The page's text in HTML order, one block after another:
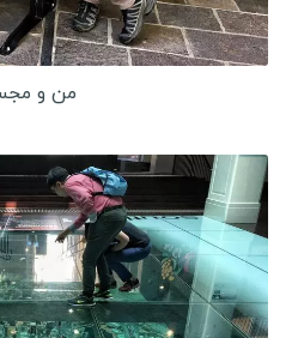
کنیا
آفریقای جنوبی
تونس
من و